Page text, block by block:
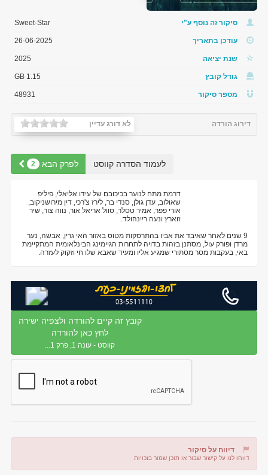
סיקור זה נוסף ע"י Sweet-Star
עודכן בתאריך 26-06-2025
שנת יציאה 2025
גודל קובץ 1.15 GB
מספר סיקור 48931
לא דורג עדיין דירוג הורדה
לפרק הבא 2 לעמוד הסדרה קווסט
דרמת מתח לנוער בכיכובם של עידו אליאלי, פיליפ
שאולוב, עדן גולן, סנדי בר, לירז צ'רכי, דין מירושניקוב,
אורי פפר, אמיר טסלר, סוול אריאל אור, נווה צור, שיר
זוארץ ונעה ריינהולד.
9 שנים לאחר שאיבד את אביו בהתרסקות מטוס באזור האי גרין, אבשה, נער
מרדן ופורק עול, מסתנן בזהות בדויה לתחרות הגיימינג הבינלאומית המתקיימת
באי, בעקבות מסר מסתורי שמגיע אליו ומעיד שאבא שלו חי וזקוק לעזרה.
קובץ זה קיים להורדה ולצפיה ישירה
לחץ כאן להורדה
קווסט - עונה 1, פרק 1...
דיווח על סיקור
דווחו לנו על קישור שבור או תוכן שמור בזכויות
דיווח על קישור שבור